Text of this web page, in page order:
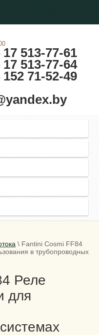
17 513-77-61
17 513-77-64
152 71-52-49
\ Fantini Cosmi FF84
в трубопроводных
Реле
для